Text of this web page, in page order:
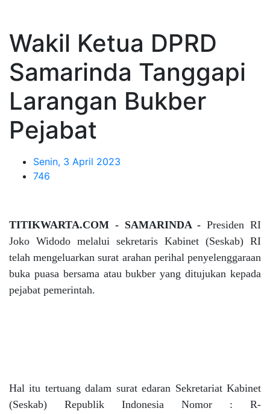
Wakil Ketua DPRD
Samarinda Tanggapi
Larangan Bukber
Pejabat
Senin, 3 April 2023
746
TITIKWARTA.COM - SAMARINDA -Presiden RI
Joko Widodo melalui sekretaris Kabinet (Seskab) RI
telah mengeluarkan surat arahan perihal penyelenggaraan
buka puasa bersama atau bukber yang ditujukan kepada
pejabat pemerintah.
Hal itu tertuang dalam surat edaran Sekretariat Kabinet
(Seskab) Republik Indonesia Nomor : R-